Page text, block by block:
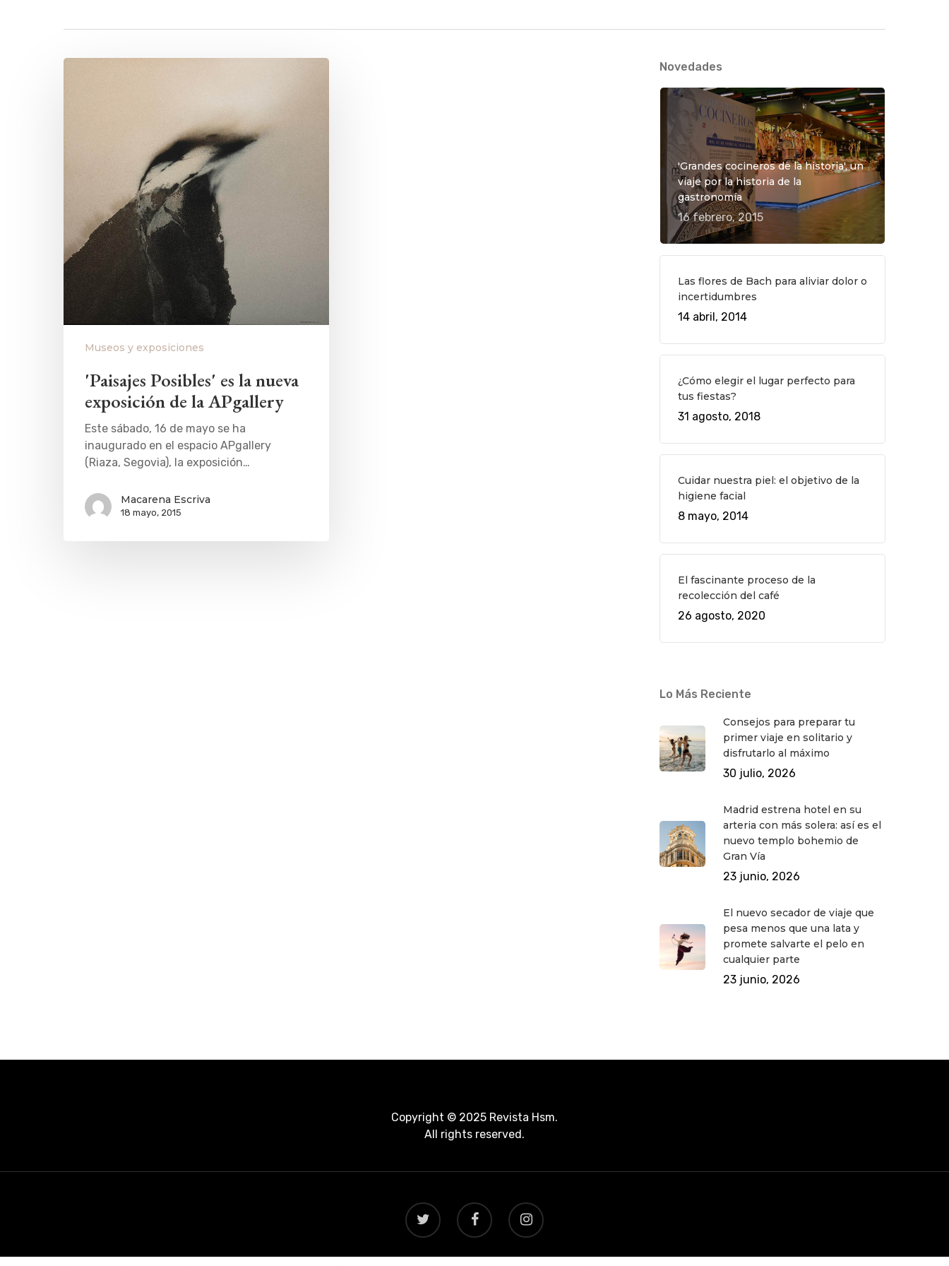
Museos y exposiciones
'Paisajes Posibles' es la nueva
exposición de la APgallery
Este sábado, 16 de mayo se ha
inaugurado en el espacio APgallery
(Riaza, Segovia), la exposición…
Macarena Escriva
18 mayo, 2015
Novedades
'Grandes cocineros de la historia', un
viaje por la historia de la
gastronomía
16 febrero, 2015
Las flores de Bach para aliviar dolor o
incertidumbres
14 abril, 2014
¿Cómo elegir el lugar perfecto para
tus fiestas?
31 agosto, 2018
Cuidar nuestra piel: el objetivo de la
higiene facial
8 mayo, 2014
El fascinante proceso de la
recolección del café
26 agosto, 2020
Lo Más Reciente
Consejos para preparar tu
primer viaje en solitario y
disfrutarlo al máximo
30 julio, 2026
Madrid estrena hotel en su
arteria con más solera: así es el
nuevo templo bohemio de
Gran Vía
23 junio, 2026
El nuevo secador de viaje que
pesa menos que una lata y
promete salvarte el pelo en
cualquier parte
23 junio, 2026
Copyright © 2025 Revista Hsm.
All rights reserved.